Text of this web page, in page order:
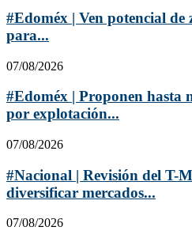
#Edoméx | Ven potencial de
para...
07/08/2026
#Edoméx | Proponen hasta
por explotación...
07/08/2026
#Nacional | Revisión del T-
diversificar mercados...
07/08/2026